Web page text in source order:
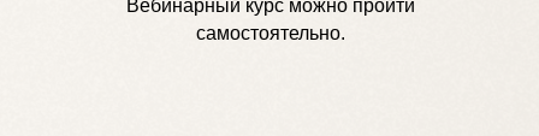
Вебинарный курс можно пройти
самостоятельно.